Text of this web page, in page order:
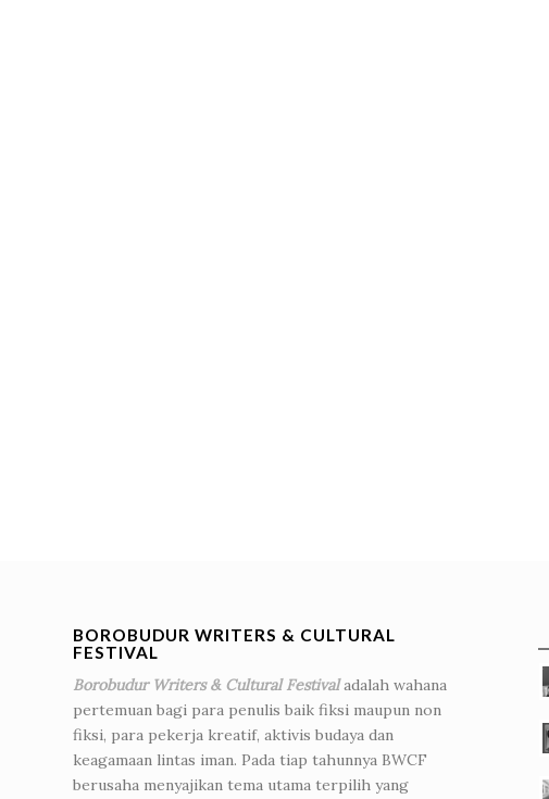
BOROBUDUR WRITERS & CULTURAL
FESTIVAL
Borobudur Writers & Cultural Festivaladalah wahana
pertemuan bagi para penulis baik fiksi maupun non
fiksi, para pekerja kreatif, aktivis budaya dan
keagamaan lintas iman. Pada tiap tahunnya BWCF
berusaha menyajikan tema utama terpilih yang